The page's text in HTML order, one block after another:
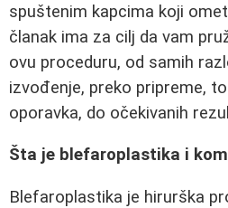
spuštenim kapcima koji
članak ima za cilj da vam
ovu proceduru, od samih
izvođenje, preko pripreme,
oporavka, do očekivanih
Šta je blefaroplastika i
Blefaroplastika je hirurška